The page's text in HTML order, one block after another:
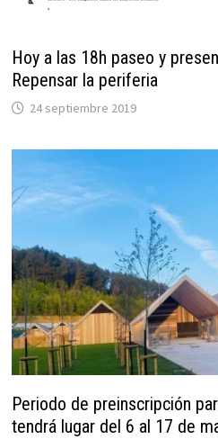
Hoy a las 18h paseo y
Repensar la periferia
24 septiembre 2019
Periodo de preinscripción
tendrá lugar del 6 al 17 de